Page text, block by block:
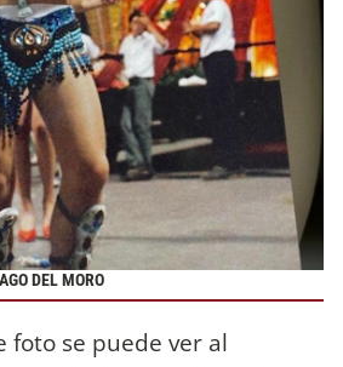
DEL MORO
foto se puede ver al